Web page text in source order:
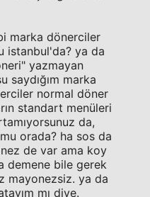
marka dönerciler
istanbul'da? ya da
yazmayan
saydığım marka
normal döner
standart menüleri
da,
orada? ha sos da
de var ama koy
demene bile gerek
mayonezsiz. ya da
mı diye.